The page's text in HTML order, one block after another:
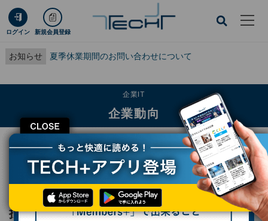
ログイン 新規会員登録
お知らせ 夏季休業期間のお問い合わせについて
CLOSE
企業IT
企業動向
TECH+ 企業IT
企業動向
日立、国内製造で初めてグリーンスチールを採用‐脱炭素を加速
日立、国内製造で初めてグリーンスチールを
採用‐脱炭素を加速